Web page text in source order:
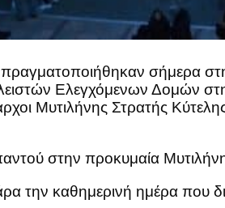
σήμερα
Ελεγχόμενων Δομών
Μυτιλήνης Στρατής
στην προκυμαία
την καθημερινή ημέρα που